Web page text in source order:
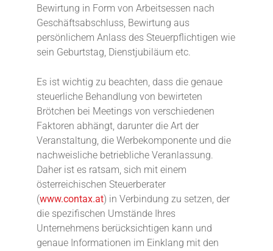
Bewirtung in Form von Arbeitsessen nach
Geschäftsabschluss, Bewirtung aus
persönlichem Anlass des Steuerpflichtigen wie
sein Geburtstag, Dienstjubiläum etc.
Es ist wichtig zu beachten, dass die genaue
steuerliche Behandlung von bewirteten
Brötchen bei Meetings von verschiedenen
Faktoren abhängt, darunter die Art der
Veranstaltung, die Werbekomponente und die
nachweisliche betriebliche Veranlassung.
Daher ist es ratsam, sich mit einem
österreichischen Steuerberater
(www.contax.at) in Verbindung zu setzen, der
die spezifischen Umstände Ihres
Unternehmens berücksichtigen kann und
genaue Informationen im Einklang mit den